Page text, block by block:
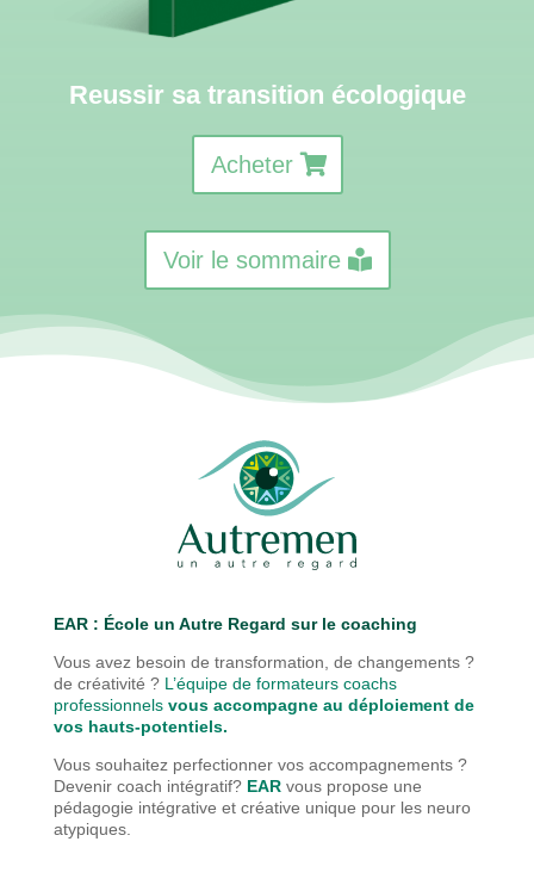
Reussir sa transition écologique
Acheter
Voir le sommaire
EAR : École un Autre Regard sur le coaching
Vous avez besoin de transformation, de changements ?
de créativité ? L’équipe de formateurs coachs
professionnels vous accompagne au déploiement de
vos hauts-potentiels.
Vous souhaitez perfectionner vos accompagnements ?
Devenir coach intégratif? EAR vous propose une
pédagogie intégrative et créative unique pour les neuro
atypiques.